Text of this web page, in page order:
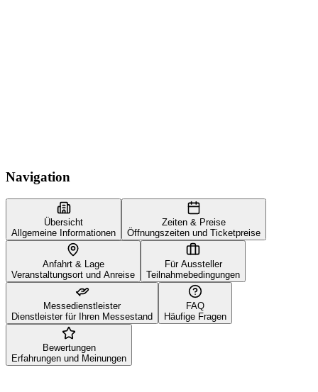
Navigation
Übersicht
Allgemeine Informationen
Zeiten & Preise
Öffnungszeiten und Ticketpreise
Anfahrt & Lage
Veranstaltungsort und Anreise
Für Aussteller
Teilnahmebedingungen
Messedienstleister
Dienstleister für Ihren Messestand
FAQ
Häufige Fragen
Bewertungen
Erfahrungen und Meinungen